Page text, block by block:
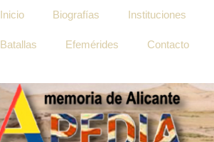
Inicio Biografías Instituciones
Batallas Efemérides Contacto